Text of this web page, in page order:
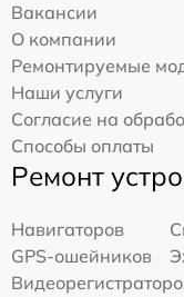
Вакансии
О компании
Ремонтируемые
Наши услуги
Согласие на
Способы оплаты
Ремонт
Навигаторов
GPS-ошейников